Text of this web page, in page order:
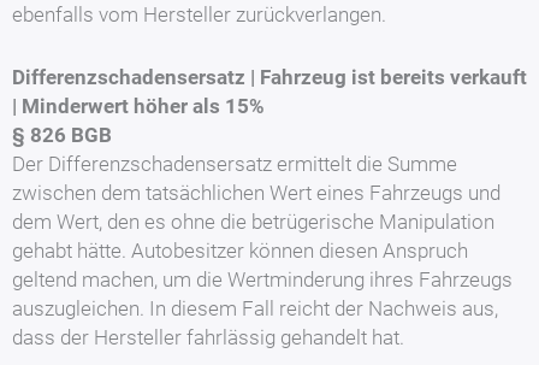
ebenfalls vom Hersteller zurückverlangen.
Differenzschadensersatz | Fahrzeug ist bereits verkauft
| Minderwert höher als 15%
§ 826 BGB
Der Differenzschadensersatz ermittelt die Summe
zwischen dem tatsächlichen Wert eines Fahrzeugs und
dem Wert, den es ohne die betrügerische Manipulation
gehabt hätte. Autobesitzer können diesen Anspruch
geltend machen, um die Wertminderung ihres Fahrzeugs
auszugleichen. In diesem Fall reicht der Nachweis aus,
dass der Hersteller fahrlässig gehandelt hat.